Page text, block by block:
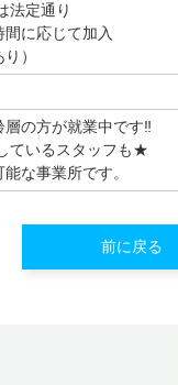
法定通り
に応じて加入
）
層の方が就業中です‼
ているスタッフも★
な事業所です。
前に戻る